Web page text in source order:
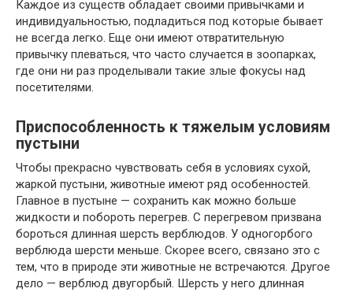
Каждое из существ обладает своими привычками и
индивидуальностью, подладиться под которые бывает
не всегда легко. Еще они имеют отвратительную
привычку плеваться, что часто случается в зоопарках,
где они ни раз проделывали такие злые фокусы над
посетителями.
Приспособленность к тяжелым условиям
пустыни
Чтобы прекрасно чувствовать себя в условиях сухой,
жаркой пустыни, животные имеют ряд особенностей.
Главное в пустыне — сохранить как можно больше
жидкости и побороть перегрев. С перегревом призвана
бороться длинная шерсть верблюдов. У одногорбого
верблюда шерсти меньше. Скорее всего, связано это с
тем, что в природе эти животные не встречаются. Другое
дело — верблюд двугорбый. Шерсть у него длинная